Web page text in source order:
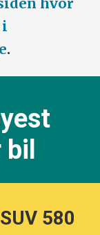
Y
Kia EV3
Inster inn.
generell
iX3 BYD Atto
i
.
580